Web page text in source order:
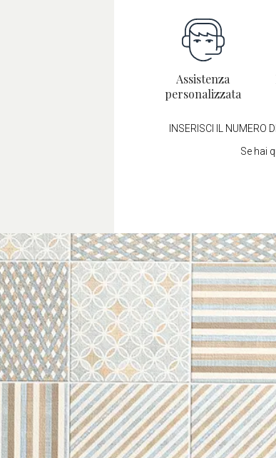
Assistenza
personalizzata
INSERISCI IL NUMERO
Se hai